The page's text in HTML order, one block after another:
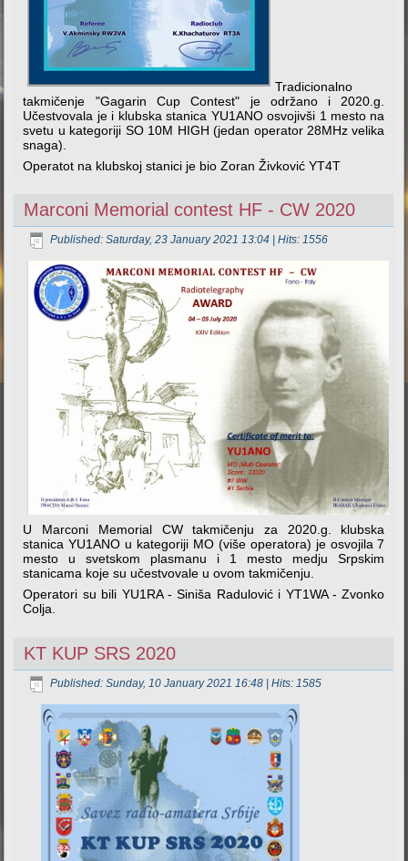
Tradicionalno
takmičenje "Gagarin Cup Contest" je održano i 2020.g.
Učestvovala je i klubska stanica YU1ANO osvojivši 1 mesto na
svetu u kategoriji SO 10M HIGH (jedan operator 28MHz velika
snaga).
Operatot na klubskoj stanici je bio Zoran Živković YT4T
Marconi Memorial contest HF - CW 2020
Published: Saturday, 23 January 2021 13:04 | Hits: 1556
U Marconi Memorial CW takmičenju za 2020.g. klubska
stanica YU1ANO u kategoriji MO (više operatora) je osvojila 7
mesto u svetskom plasmanu i 1 mesto medju Srpskim
stanicama koje su učestvovale u ovom takmičenju.
Operatori su bili YU1RA - Siniša Radulović i YT1WA - Zvonko
Colja.
KT KUP SRS 2020
Published: Sunday, 10 January 2021 16:48 | Hits: 1585